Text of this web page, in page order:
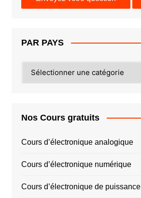
PAR PAYS
PAYS
Nos Cours gratuits
Cours d’électronique analogique
Cours d’électronique numérique
Cours d’électronique de puissance